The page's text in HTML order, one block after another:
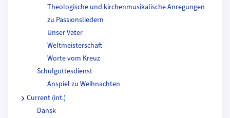
Theologische und kirchenmusikalische Anregungen
zu Passionsliedern
Unser Vater
Weltmeisterschaft
Worte vom Kreuz
Schulgottesdienst
Anspiel zu Weihnachten
Current (int.)
Dansk